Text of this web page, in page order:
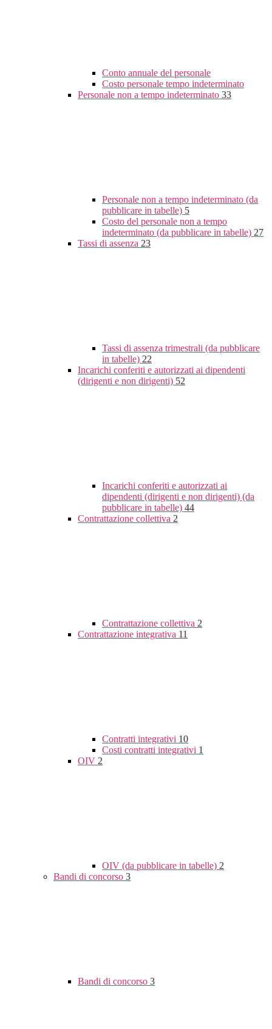
Conto annuale del personale
Costo personale tempo indeterminato
Personale non a tempo indeterminato 33
Personale non a tempo indeterminato (da
pubblicare in tabelle) 5
Costo del personale non a tempo
indeterminato (da pubblicare in tabelle) 27
Tassi di assenza 23
Tassi di assenza trimestrali (da pubblicare
in tabelle) 22
Incarichi conferiti e autorizzati ai dipendenti
(dirigenti e non dirigenti) 52
Incarichi conferiti e autorizzati ai
dipendenti (dirigenti e non dirigenti) (da
pubblicare in tabelle) 44
Contrattazione collettiva 2
Contrattazione collettiva 2
Contrattazione integrativa 11
Contratti integrativi 10
Costi contratti integrativi 1
OIV 2
OIV (da pubblicare in tabelle) 2
Bandi di concorso 3
Bandi di concorso 3